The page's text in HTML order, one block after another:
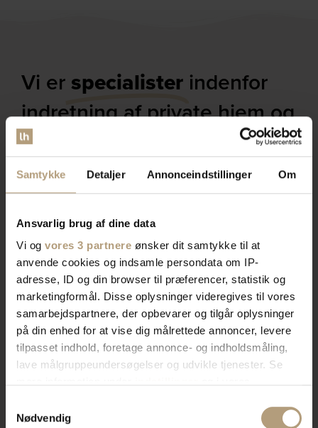
Samtykke Detaljer Annonceindstillinger Om
Ansvarlig brug af dine data
Vi og vores 3 partnere ønsker dit samtykke til at
anvende cookies og indsamle persondata om IP-
adresse, ID og din browser til præferencer, statistik og
marketingformål. Disse oplysninger videregives til vores
samarbejdspartnere, der opbevarer og tilgår oplysninger
på din enhed for at vise dig målrettede annoncer, levere
tilpasset indhold, foretage annonce- og indholdsmåling,
lave målgruppeundersøgelser og udvikle tjenester. Se
tilbage eller ændre indstillinger fra vores
Nødvendig
Vi er specialister indenfor
indretning af private hjem og
erhvervslokaler​
Vores brede sortiment forvandler dit rum med stil og
farverigt interiør. Vi har skænke, TV-borde, bordben,
og mere, der afspejler din stil. Vores produkter
kombinerer skønhed og praktik for et hjem der
imponerer. Skab rummet du drømmer om med os.
Bliv kontaktet af en salgskonsulent